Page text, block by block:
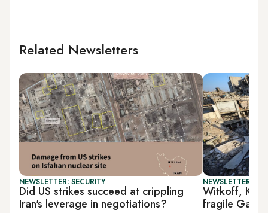
Related Newsletters
NEWSLETTER: SECURITY
Did US strikes succeed at crippling
Iran's leverage in negotiations?
NEWSLETTER:
Witkoff,
fragile Gaza